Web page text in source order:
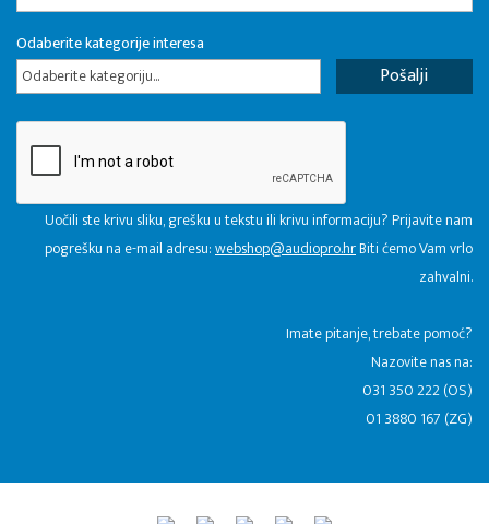
Odaberite kategorije interesa
Odaberite kategoriju...
Uočili ste krivu sliku, grešku u tekstu ili krivu informaciju? Prijavite nam
pogrešku na e-mail adresu:webshop@audiopro.hrBiti ćemo Vam vrlo
zahvalni.
​Imate pitanje, trebate pomoć?
Nazovite nas na:
031 350 222 (OS)
01 3880 167 (ZG)